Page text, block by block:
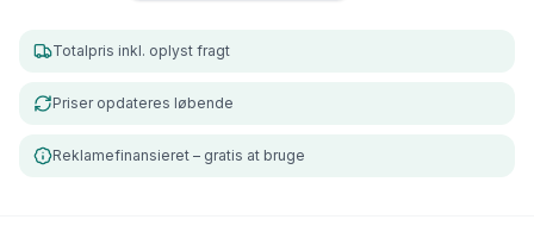
Totalpris inkl. oplyst fragt
Priser opdateres løbende
Reklamefinansieret – gratis at bruge